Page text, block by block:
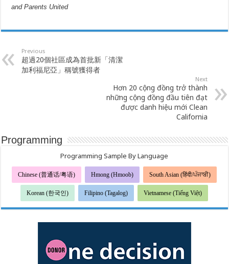
and Parents United
Previous
超過20個社區成為首批新「清潔
加利福尼亞」稱號獲得者
Next
Hơn 20 cộng đồng trở thành
những cộng đồng đầu tiên đạt
được danh hiệu mới Clean
California
Programming
Programming Sample By Language
Chinese (普通话/粤语) Hmong (Hmoob) South Asian (हिंदी/ਪੰਜਾਬੀ)
Korean (한국인) Filipino (Tagalog) Vietnamese (Tiếng Việt)